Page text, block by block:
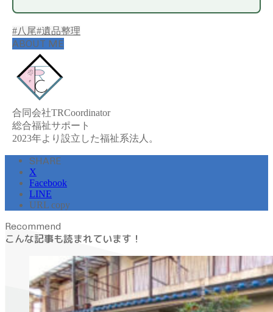
#八尾#遺品整理
ABOUT ME
合同会社TRCoordinator
総合福祉サポート
2023年より設立した福祉系法人。
SHARE
X
Facebook
LINE
URL copy
Recommend
こんな記事も読まれています！